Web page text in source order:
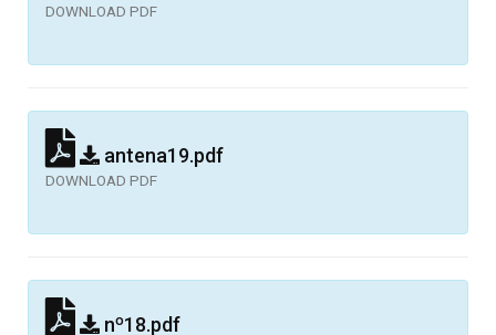
DOWNLOAD PDF
antena19.pdf
DOWNLOAD PDF
nº18.pdf